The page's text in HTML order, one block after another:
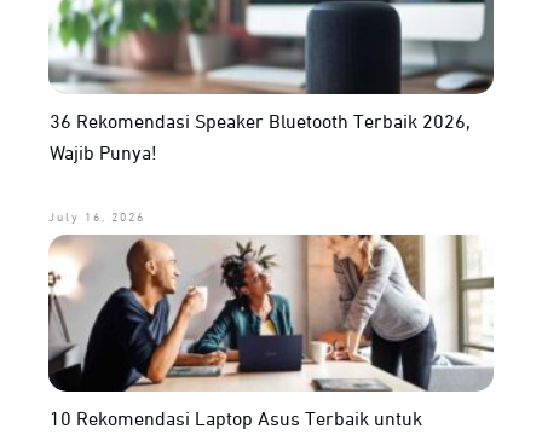
36 Rekomendasi Speaker Bluetooth Terbaik 2026,
Wajib Punya!
July 16, 2026
10 Rekomendasi Laptop Asus Terbaik untuk